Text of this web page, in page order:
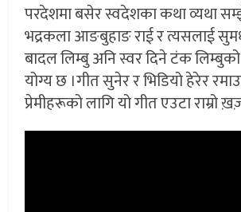
परदेशमा बसेर स्वदेशका कथा व्यथा
भद्रकला आङबुहाङ राई र त्यसलाई
बादल लिम्बु अनि स्वर दिने टंक लिम्बुको
योग्य छ ।गीत सुनेर र भिडियो हेरेर
प्रेमीहरूको लागि यो गीत एउटा राम्रो